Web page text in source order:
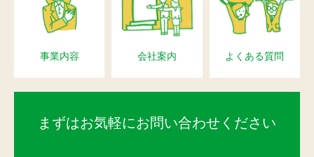
事業内容 会社案内 よくある質問
まずはお気軽にお問い合わせください